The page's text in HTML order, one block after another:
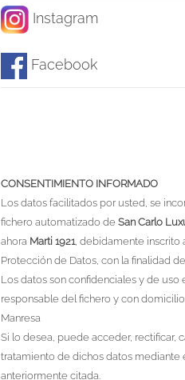
Instagram
Facebook
CONSENTIMIENTO INFORMADO
Los datos facilitados por usted, se
fichero automatizado de San Carlo
ahora Marti 1921, debidamente inscrito
Protección de Datos, con la finalidad
Los datos son confidenciales y de uso
responsable del fichero y con
Manresa
Si lo desea, puede acceder, rectificar,
tratamiento de dichos datos mediante
anteriormente citada.